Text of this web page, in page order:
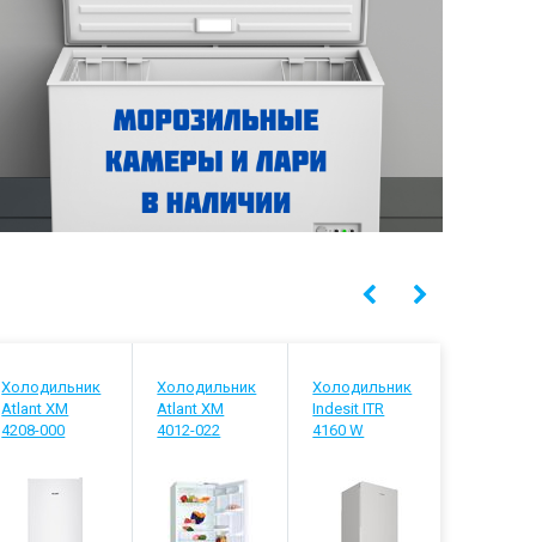
Холодильник
Atlant ХМ
4208-000
Холодильник
Atlant ХМ
4012-022
Холодильник
Indesit ITR
4160 W